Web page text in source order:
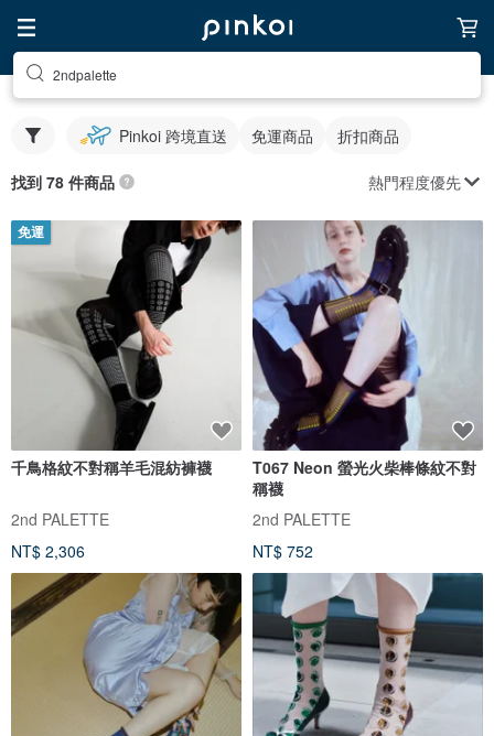
2ndpalette
Pinkoi 跨境直送 免運商品 折扣商品
找到 78 件商品 熱門程度優先
免運
千鳥格紋不對稱羊毛混紡褲襪
2nd PALETTE
NT$ 2,306
T067 Neon 螢光火柴棒條紋不對
稱襪
2nd PALETTE
NT$ 752